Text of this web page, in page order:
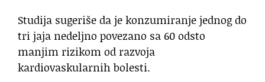
Studija sugeriše da je konzumiranje jednog do
tri jaja nedeljno povezano sa 60 odsto
manjim rizikom od razvoja
kardiovaskularnih bolesti.